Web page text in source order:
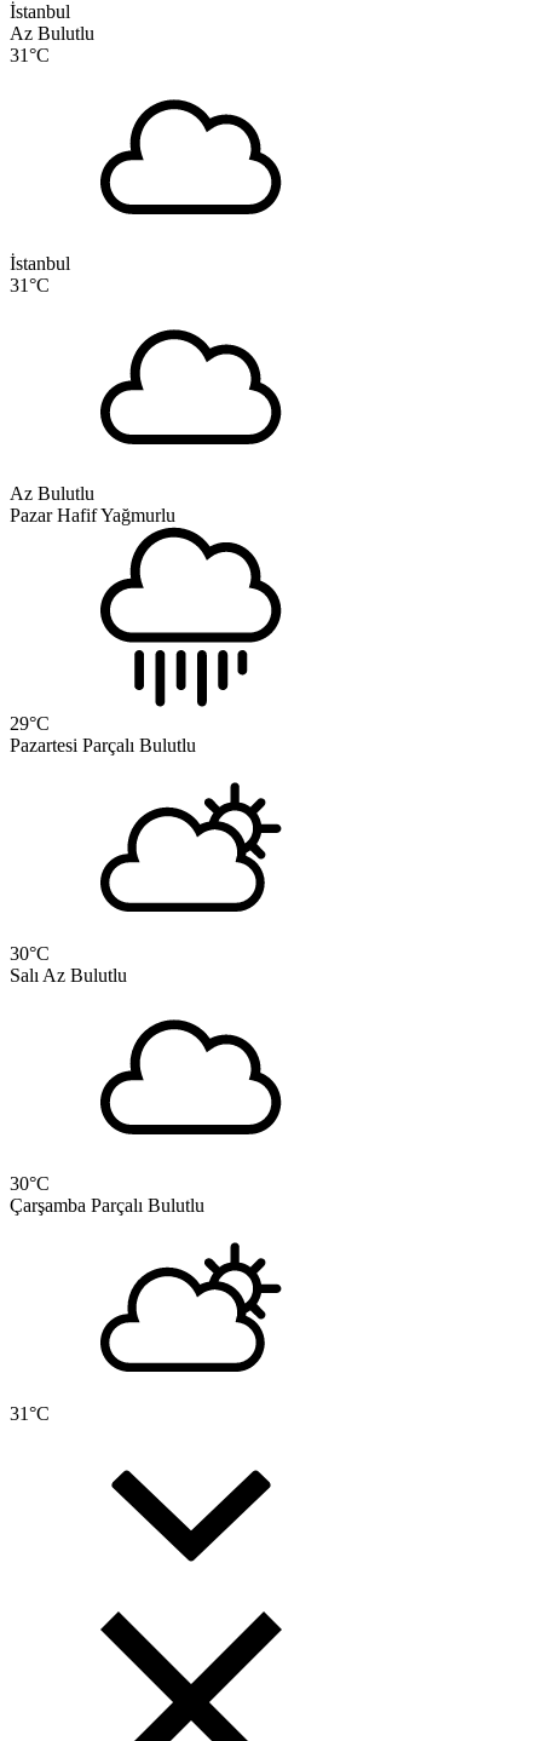
İstanbul
Az Bulutlu
31°C
İstanbul
31°C
Az Bulutlu
Pazar Hafif Yağmurlu
29°C
Pazartesi Parçalı Bulutlu
30°C
Salı Az Bulutlu
30°C
Çarşamba Parçalı Bulutlu
31°C